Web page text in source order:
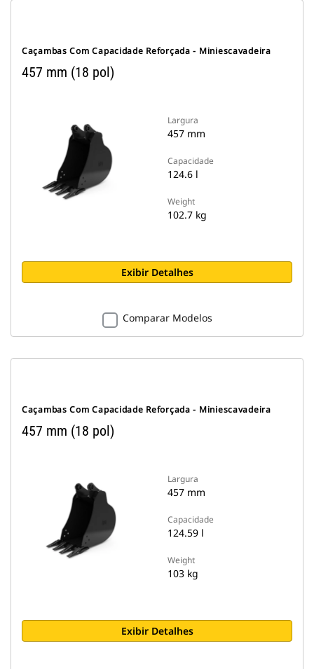
Caçambas Com Capacidade Reforçada - Miniescavadeira
457 mm (18 pol)
Largura
457 mm
Capacidade
124.6 l
Weight
102.7 kg
Exibir Detalhes
Comparar Modelos
Caçambas Com Capacidade Reforçada - Miniescavadeira
457 mm (18 pol)
Largura
457 mm
Capacidade
124.59 l
Weight
103 kg
Exibir Detalhes